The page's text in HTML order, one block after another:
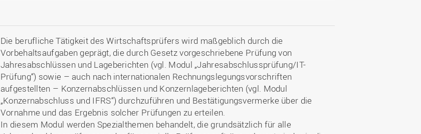
Die berufliche Tätigkeit des Wirtschaftsprüfers wird maßgeblich durch die
Vorbehaltsaufgaben geprägt, die durch Gesetz vorgeschriebene Prüfung von
Jahresabschlüssen und Lageberichten (vgl. Modul „Jahresabschlussprüfung/IT-
Prüfung“) sowie – auch nach internationalen Rechnungslegungsvorschriften
aufgestellten – Konzernabschlüssen und Konzernlageberichten (vgl. Modul
„Konzernabschluss und IFRS“) durchzuführen und Bestätigungsvermerke über die
Vornahme und das Ergebnis solcher Prüfungen zu erteilen.
In diesem Modul werden Spezialthemen behandelt, die grundsätzlich für alle